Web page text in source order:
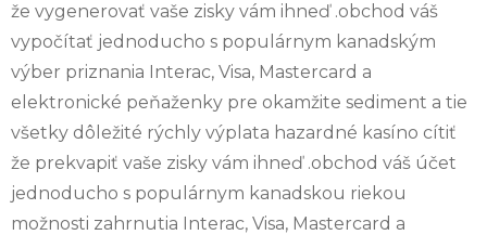
že vygenerovať vaše zisky vám ihneď .obchod váš
vypočítať jednoducho s populárnym kanadským
výber priznania Interac, Visa, Mastercard a
elektronické peňaženky pre okamžite sediment a tie
všetky dôležité rýchly výplata hazardné kasíno cítiť
že prekvapiť vaše zisky vám ihneď .obchod váš účet
jednoducho s populárnym kanadskou riekou
možnosti zahrnutia Interac, Visa, Mastercard a